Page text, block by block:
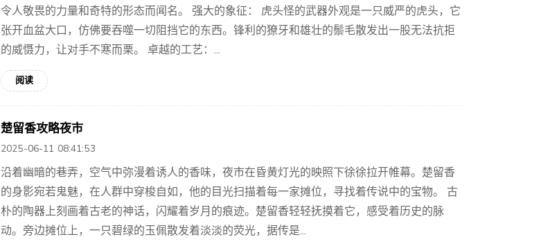
令人敬畏的力量和奇特的形态而闻名。 强大的象征： 虎头怪的武器外观是一只威严的虎头，它
张开血盆大口，仿佛要吞噬一切阻挡它的东西。锋利的獠牙和雄壮的鬃毛散发出一股无法抗拒
的威慑力，让对手不寒而栗。 卓越的工艺：...
阅读
楚留香攻略夜市
2025-06-11 08:41:53
沿着幽暗的巷弄，空气中弥漫着诱人的香味，夜市在昏黄灯光的映照下徐徐拉开帷幕。楚留香
的身影宛若鬼魅，在人群中穿梭自如，他的目光扫描着每一家摊位，寻找着传说中的宝物。 古
朴的陶器上刻画着古老的神话，闪耀着岁月的痕迹。楚留香轻轻抚摸着它，感受着历史的脉
动。旁边摊位上，一只碧绿的玉佩散发着淡淡的荧光，据传是...